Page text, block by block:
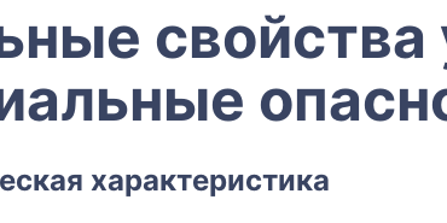
свойства
характеристика